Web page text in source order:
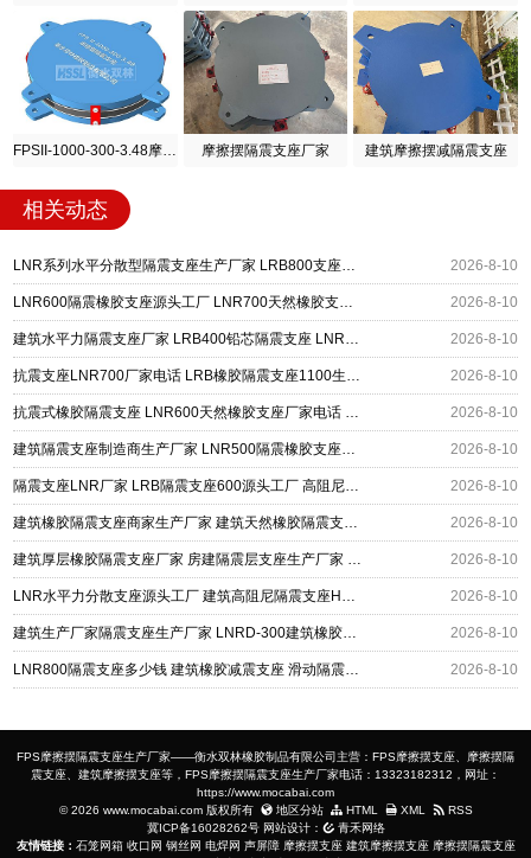
摩擦摆隔震支座厂家 建筑摩擦摆减隔震支座
相关动态
LNR系列水平分散型隔震支座生产厂家 LRB800支座源头工厂 LNR1000橡胶支座源头工厂 2026-8-10
LNR600隔震橡胶支座源头工厂 LNR700天然橡胶支座什么价格 抗震隔震支座厂家 2026-8-10
建筑水平力隔震支座厂家 LRB400铅芯隔震支座 LNR支座 2026-8-10
抗震支座LNR700厂家电话 LRB橡胶隔震支座1100生产厂家 建筑抗震支座装置厂家 2026-8-10
抗震式橡胶隔震支座 LNR600天然橡胶支座厂家电话 建筑隔震支座HDR厂家 2026-8-10
建筑隔震支座制造商生产厂家 LNR500隔震橡胶支座源头工厂 LRB900-Ⅱ型隔震支座生产厂家 2026-8-10
隔震支座LNR厂家 LRB隔震支座600源头工厂 高阻尼建筑橡胶隔震支座源头工厂 2026-8-10
建筑橡胶隔震支座商家生产厂家 建筑天然橡胶隔震支座LNR生产厂家 建筑建筑隔震支座 2026-8-10
建筑厚层橡胶隔震支座厂家 房建隔震层支座生产厂家 LNR隔震支座D420多少钱 2026-8-10
LNR水平力分散支座源头工厂 建筑高阻尼隔震支座HDR源头工厂 LNR800隔震支座价格 2026-8-10
建筑生产厂家隔震支座生产厂家 LNRD-300建筑橡胶隔震支座源头工厂 采购建筑隔震支座 2026-8-10
LNR800隔震支座多少钱 建筑橡胶减震支座 滑动隔震支座 2026-8-10
FPS摩擦摆隔震支座生产厂家——衡水双林橡胶制品有限公司主营：FPS摩擦摆支座、摩擦摆隔
震支座、建筑摩擦摆支座等，FPS摩擦摆隔震支座生产厂家电话：13323182312，网址：
https://www.mocabai.com
© 2026 www.mocabai.com 版权所有
地区分站 HTML XML
RSS
冀ICP备16028262号网站设计：
青禾网络
友情链接： 石笼网箱 收口网 钢丝网 电焊网 声屏障 摩擦摆支座 建筑摩擦摆支座 摩擦摆隔震支座